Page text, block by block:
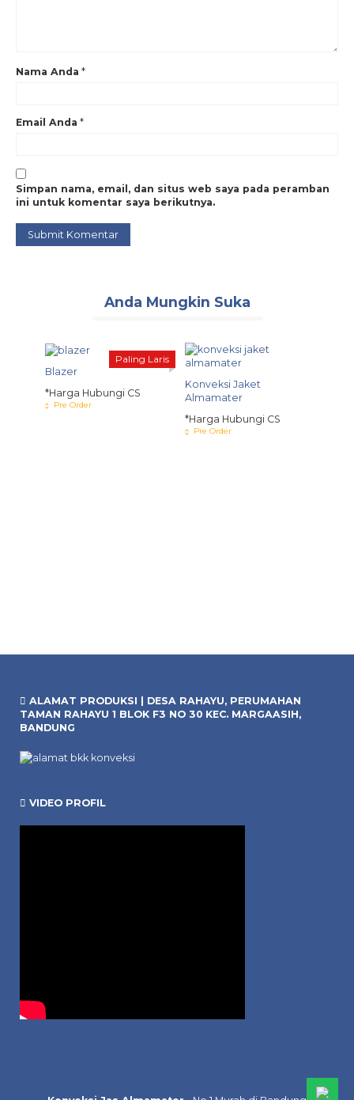
Nama Anda *
Email Anda *
Simpan nama, email, dan situs web saya pada peramban
ini untuk komentar saya berikutnya.
Anda Mungkin Suka
Paling Laris
Blazer
*Harga Hubungi CS
Pre Order
Konveksi Jaket
Almamater
*Harga Hubungi CS
Pre Order
ALAMAT PRODUKSI | DESA RAHAYU, PERUMAHAN
TAMAN RAHAYU 1 BLOK F3 NO 30 KEC. MARGAASIH,
BANDUNG
VIDEO PROFIL